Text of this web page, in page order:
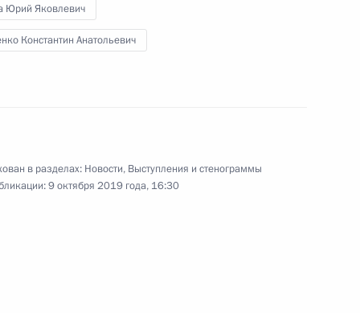
14 октября 2019 года
Юрий Яковлевич
Константин Анатольевич
в разделах: Новости, Выступления и стенограммы
9 октября 2019 года, 16:30